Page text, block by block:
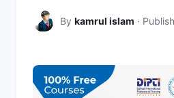
By kamrul islam ·